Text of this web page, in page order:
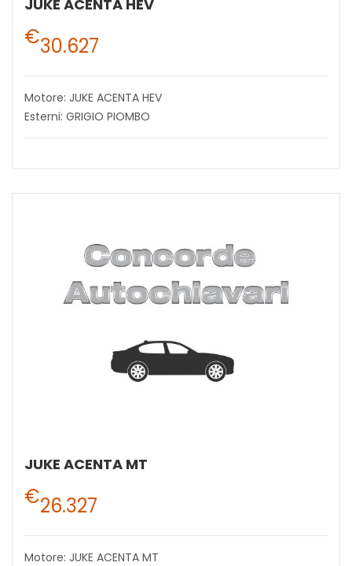
JUKE ACENTA HEV
€30.627
Motore: JUKE ACENTA HEV
Esterni: GRIGIO PIOMBO
JUKE ACENTA MT
€26.327
Motore: JUKE ACENTA MT